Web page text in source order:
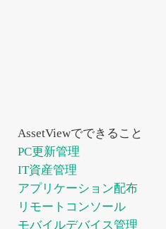
AssetViewでできること
PC更新管理
IT資産管理
アプリケーション配布
リモートコンソール
モバイルデバイス管理